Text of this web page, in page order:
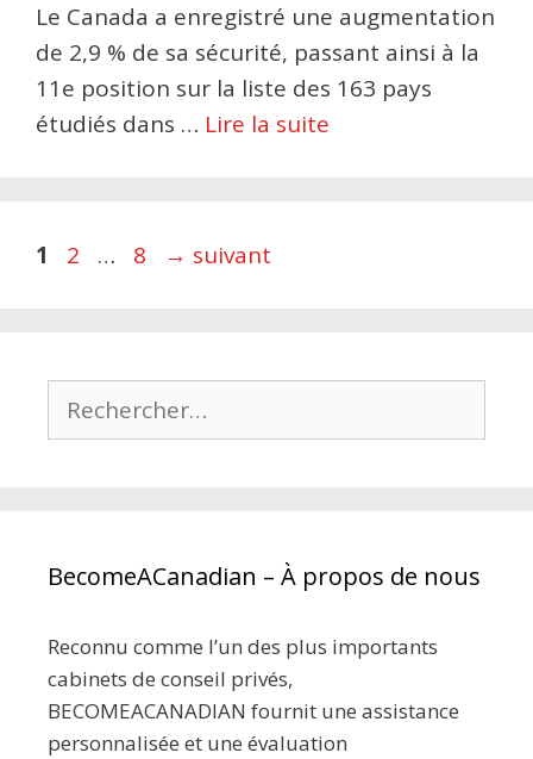
Le Canada a enregistré une augmentation
de 2,9 % de sa sécurité, passant ainsi à la
11e position sur la liste des 163 pays
étudiés dans … Lire la suite
Page
1 Page
2 … Page
8 → suivant
Rechercher :
BecomeACanadian – À propos de nous
Reconnu comme l’un des plus importants
cabinets de conseil privés,
BECOMEACANADIAN fournit une assistance
personnalisée et une évaluation